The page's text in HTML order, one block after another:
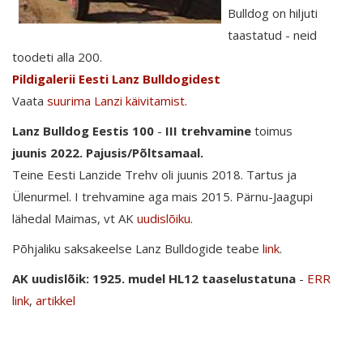
Bulldog on hiljuti
taastatud - neid
toodeti alla 200.
Pildigalerii Eesti Lanz Bulldogidest
Vaata suurima Lanzi käivitamist.
Lanz Bulldog Eestis 100 - III trehvamine toimus
juunis 2022. Pajusis/Põltsamaal.
Teine Eesti Lanzide Trehv oli juunis 2018. Tartus ja
Ülenurmel. I trehvamine aga mais 2015. Pärnu-Jaagupi
lähedal Maimas, vt AK uudislõiku.
Põhjaliku saksakeelse Lanz Bulldogide teabe link.
AK uudislõik: 1925. mudel HL12 taaselustatuna - ERR
link, artikkel